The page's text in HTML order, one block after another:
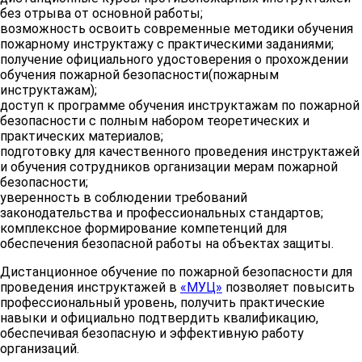
7
Требования пожарной
безопасности для
производственных объектов
2
8 Квалификационный экзамен 4
Всего часов 76
без отрыва от основной работы;
возможность освоить современные методики обучения
пожарному инструктажу с практическими заданиями;
получение официального удостоверения о прохождении
обучения пожарной безопасности(пожарным
инструктажам);
доступ к программе обучения инструктажам по пожарной
безопасности с полным набором теоретических и
практических материалов;
подготовку для качественного проведения инструктажей
и обучения сотрудников организации мерам пожарной
безопасности;
уверенность в соблюдении требований
законодательства и профессиональных стандартов;
комплексное формирование компетенций для
обеспечения безопасной работы на объектах защиты.
Дистанционное обучение по пожарной безопасности для
проведения инструктажей в «МУЦ» позволяет повысить
профессиональный уровень, получить практические
навыки и официально подтвердить квалификацию,
обеспечивая безопасную и эффективную работу
организаций.